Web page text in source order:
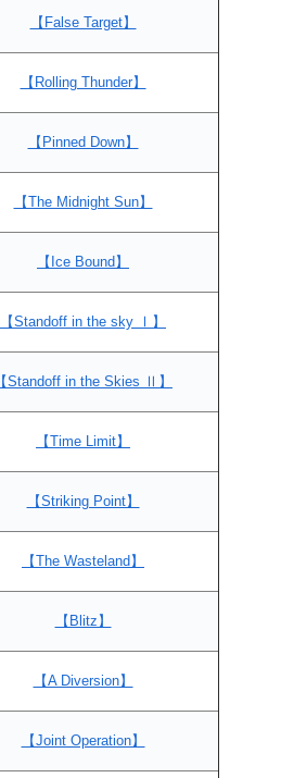
【False Target】
【Rolling Thunder】
【Pinned Down】
【The Midnight Sun】
【Ice Bound】
【Standoff in the sky Ⅰ】
【Standoff in the Skies Ⅱ】
【Time Limit】
【Striking Point】
【The Wasteland】
【Blitz】
【A Diversion】
【Joint Operation】